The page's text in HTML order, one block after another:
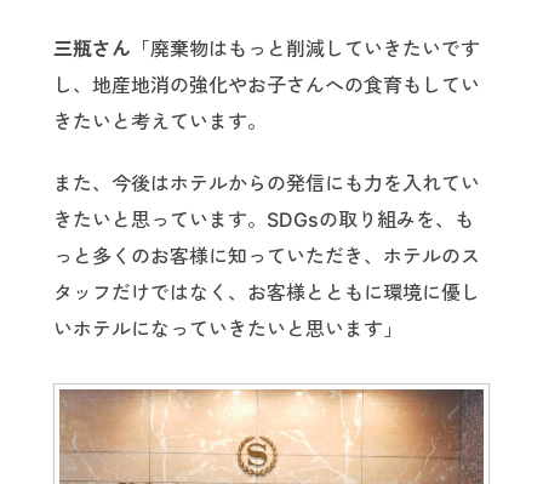
三瓶さん 「廃棄物はもっと削減していきたいです
し、地産地消の強化やお子さんへの食育もしてい
きたいと考えています。
また、今後はホテルからの発信にも力を入れてい
きたいと思っています。SDGsの取り組みを、も
っと多くのお客様に知っていただき、ホテルのス
タッフだけではなく、お客様とともに環境に優し
いホテルになっていきたいと思います」